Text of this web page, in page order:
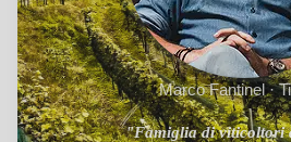
Marco Fantinel ·
"Famiglia di viticoltori
"Terroir friulani